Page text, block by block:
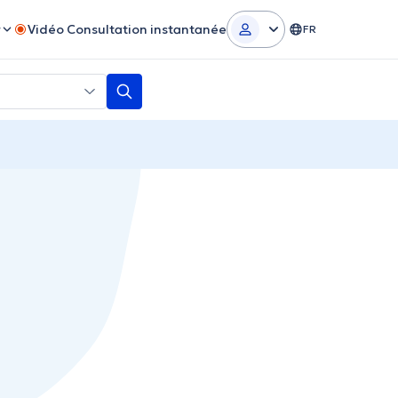
Vidéo Consultation instantanée FR